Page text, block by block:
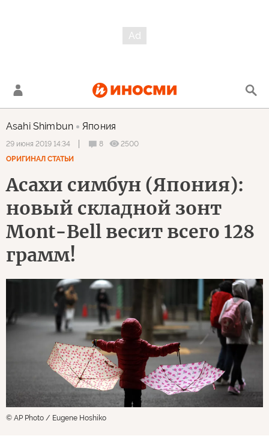
Asahi Shimbun Япония
29 июня 2019 14:34 8
2500
ОРИГИНАЛ СТАТЬИ
Асахи симбун (Япония):
новый складной зонт
Mont-Bell весит всего 128
грамм!
© AP Photo / Eugene Hoshiko